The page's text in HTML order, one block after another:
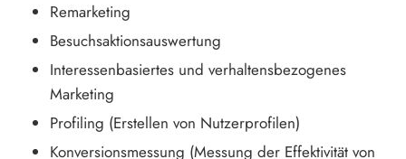
Remarketing
Besuchsaktionsauswertung
Interessenbasiertes und verhaltensbezogenes
Marketing
Profiling (Erstellen von Nutzerprofilen)
Konversionsmessung (Messung der Effektivität von